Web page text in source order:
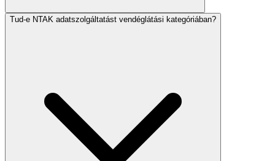
Tud-e NTAK adatszolgáltatást vendéglátási kategóriában?